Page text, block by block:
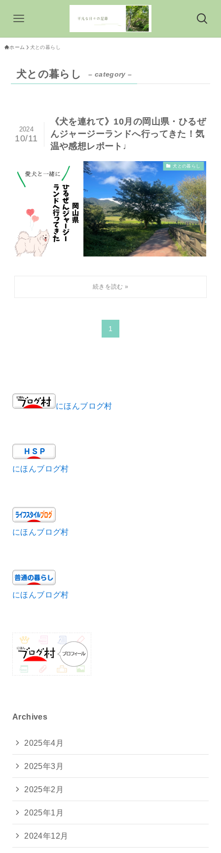
ホーム 犬との暮らし
犬との暮らし – category –
《犬を連れて》10月の岡山県・ひるぜ
んジャージーランドへ行ってきた！気
温や感想レポート♩
2024
10/11
犬との暮らし
1
にほんブログ村
にほんブログ村
にほんブログ村
にほんブログ村
Archives
2025年4月
2025年3月
2025年2月
2025年1月
2024年12月